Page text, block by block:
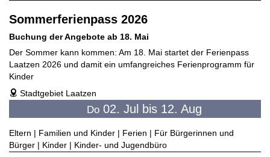
Sommerferienpass 2026
Buchung der Angebote ab 18. Mai
Der Sommer kann kommen: Am 18. Mai startet der Ferienpass
Laatzen 2026 und damit ein umfangreiches Ferienprogramm für
Kinder
address Stadtgebiet Laatzen
Do02. Jul bis 12. Aug
Eltern | Familien und Kinder | Ferien | Für Bürgerinnen und
Bürger | Kinder | Kinder- und Jugendbüro